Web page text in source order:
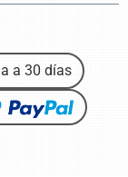
a 30 días